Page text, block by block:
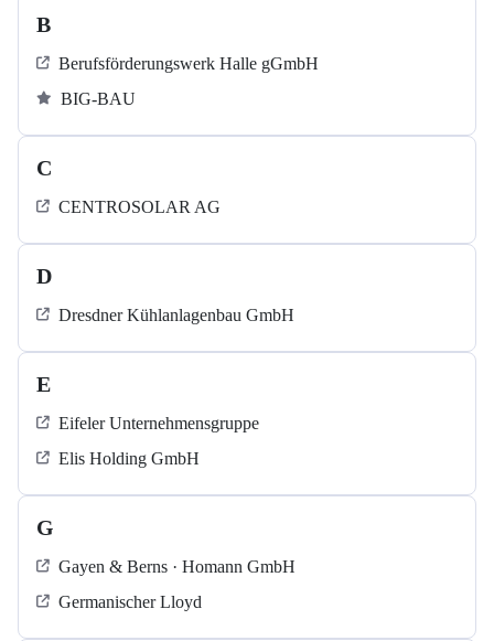
B
Berufsförderungswerk Halle gGmbH
BIG-BAU
C
CENTROSOLAR AG
D
Dresdner Kühlanlagenbau GmbH
E
Eifeler Unternehmensgruppe
Elis Holding GmbH
G
Gayen & Berns · Homann GmbH
Germanischer Lloyd